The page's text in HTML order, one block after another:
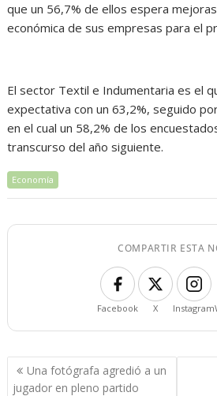
que un 56,7% de ellos espera
económica de sus empresas para el
El sector Textil e Indumentaria es el
expectativa con un 63,2%, seguido
en el cual un 58,2% de los
transcurso del año siguiente.
Economía
COMPARTIR ESTA
Facebook X Instagram
Navegación
de
Una fotógrafa agredió a un
jugador en pleno partido